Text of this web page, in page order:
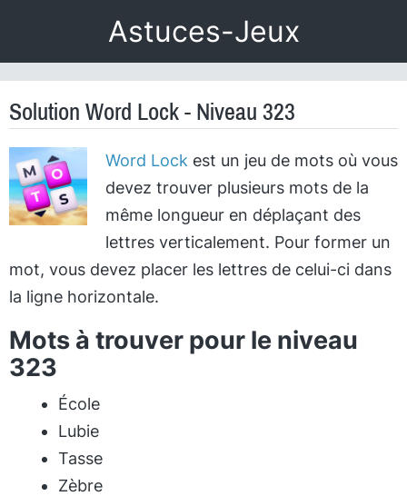
Astuces-Jeux
Solution Word Lock - Niveau 323
Word Lock est un jeu de mots où vous
devez trouver plusieurs mots de la
même longueur en déplaçant des
lettres verticalement. Pour former un
mot, vous devez placer les lettres de celui-ci dans
la ligne horizontale.
Mots à trouver pour le niveau
323
École
Lubie
Tasse
Zèbre